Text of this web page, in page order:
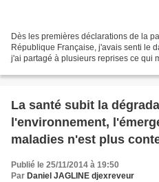
Dès les premières déclarations de la
République Française, j'avais senti le
j'ai partagé à plusieurs reprises ce qui
La santé subit la
l'environnement,
maladies n'est plus
Publié le 25/11/2014 à 19:50
Par Daniel JAGLINE djexreveur